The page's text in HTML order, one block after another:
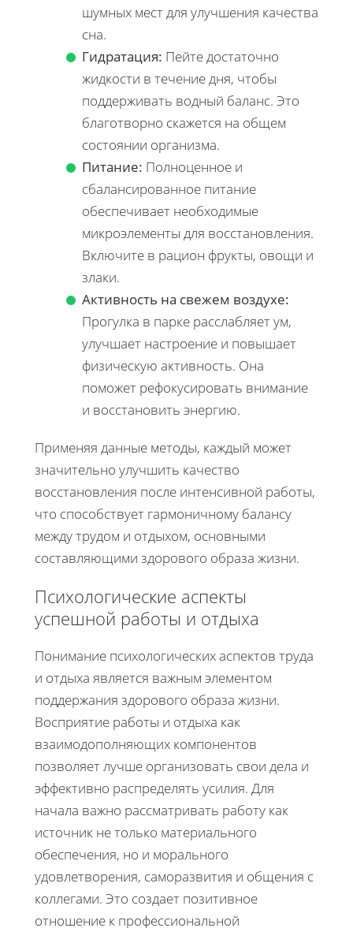
шумных мест для улучшения качества
сна.
Гидратация: Пейте достаточно
жидкости в течение дня, чтобы
поддерживать водный баланс. Это
благотворно скажется на общем
состоянии организма.
Питание: Полноценное и
сбалансированное питание
обеспечивает необходимые
микроэлементы для восстановления.
Включите в рацион фрукты, овощи и
злаки.
Активность на свежем воздухе:
Прогулка в парке расслабляет ум,
улучшает настроение и повышает
физическую активность. Она
поможет рефокусировать внимание
и восстановить энергию.
Применяя данные методы, каждый может
значительно улучшить качество
восстановления после интенсивной работы,
что способствует гармоничному балансу
между трудом и отдыхом, основными
составляющими здорового образа жизни.
Психологические аспекты
успешной работы и отдыха
Понимание психологических аспектов труда
и отдыха является важным элементом
поддержания здорового образа жизни.
Восприятие работы и отдыха как
взаимодополняющих компонентов
позволяет лучше организовать свои дела и
эффективно распределять усилия. Для
начала важно рассматривать работу как
источник не только материального
обеспечения, но и морального
удовлетворения, саморазвития и общения с
коллегами. Это создает позитивное
отношение к профессиональной